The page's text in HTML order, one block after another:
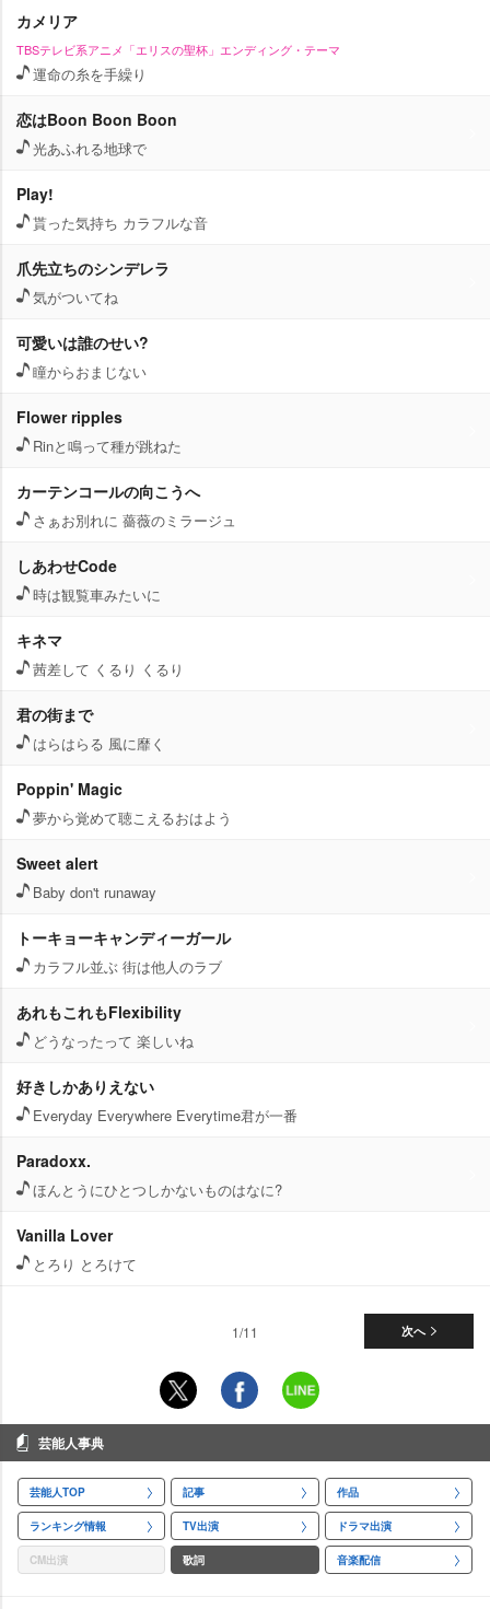
カメリア
TBSテレビ系アニメ「エリスの聖杯」エンディング・テーマ
運命の糸を手繰り
恋はBoon Boon Boon
光あふれる地球で
Play!
貰った気持ち カラフルな音
爪先立ちのシンデレラ
気がついてね
可愛いは誰のせい?
瞳からおまじない
Flower ripples
Rinと鳴って種が跳ねた
カーテンコールの向こうへ
さぁお別れに 薔薇のミラージュ
しあわせCode
時は観覧車みたいに
キネマ
茜差して くるり くるり
君の街まで
はらはらる 風に靡く
Poppin' Magic
夢から覚めて聴こえるおはよう
Sweet alert
Baby don't runaway
トーキョーキャンディーガール
カラフル並ぶ 街は他人のラブ
あれもこれもFlexibility
どうなったって 楽しいね
好きしかありえない
Everyday Everywhere Everytime君が一番
Paradoxx.
ほんとうにひとつしかないものはなに?
Vanilla Lover
とろり とろけて
次へ
1/11
芸能人事典
芸能人TOP 記事 作品
ランキング情報 TV出演 ドラマ出演
CM出演 歌詞 音楽配信